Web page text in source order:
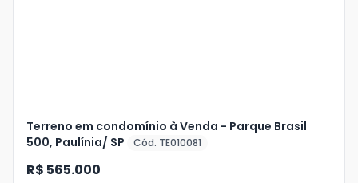
Terreno em condomínio à Venda - Parque Brasil
500, Paulínia/ SP
Cód. TE010081
R$ 565.000